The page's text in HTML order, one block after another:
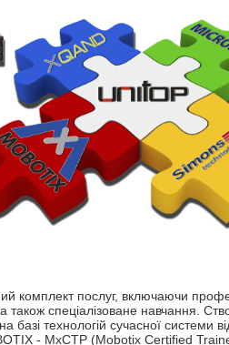
комплект послуг, включаючи
також спеціалізоване навчання.
на базі технологій сучасної
- MxCTP (Mobotix Certified